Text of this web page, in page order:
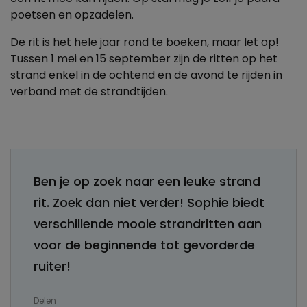
poetsen en opzadelen.
De rit is het hele jaar rond te boeken, maar let op!
Tussen 1 mei en 15 september zijn de ritten op het
strand enkel in de ochtend en de avond te rijden in
verband met de strandtijden.
Ben je op zoek naar een leuke strand
rit. Zoek dan niet verder! Sophie biedt
verschillende mooie strandritten aan
voor de beginnende tot gevorderde
ruiter!
Delen